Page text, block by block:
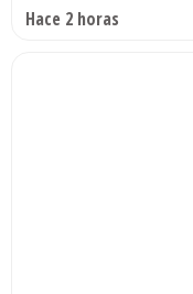
Hace 2 horas